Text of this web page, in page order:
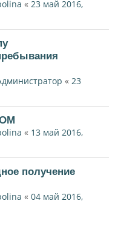
« 23 май 2016,
« 23
« 13 май 2016,
получение
« 04 май 2016,